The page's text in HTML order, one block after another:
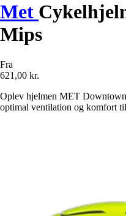
Met
Mips
Fra
621,00 kr.
Oplev hjelmen MET
optimal ventilation og komfort